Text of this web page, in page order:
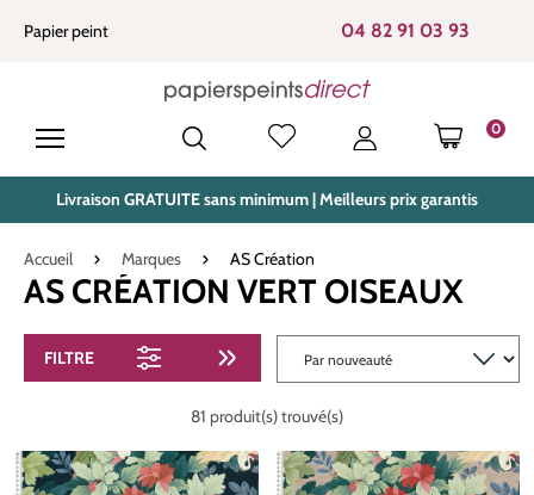
principal
Papier peint 04 82 91 03 93
0
LE
Livraison GRATUITE sans minimum | Meilleurs prix garantis
Accueil Marques AS Création
AS CRÉATION VERT OISEAUX
FILTRE
81 produit(s) trouvé(s)